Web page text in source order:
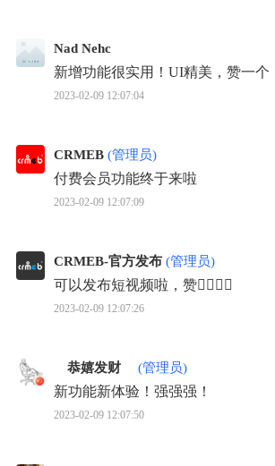
Nad Nehc
新增功能很实用！UI精美，赞一个
2023-02-09 12:07:04
CRMEB (管理员)
付费会员功能终于来啦
2023-02-09 12:07:09
CRMEB-官方发布 (管理员)
可以发布短视频啦，赞👍🏻👍🏻
2023-02-09 12:07:26
ゞ恭嬉发财ゞ (管理员)
新功能新体验！强强强！
2023-02-09 12:07:50